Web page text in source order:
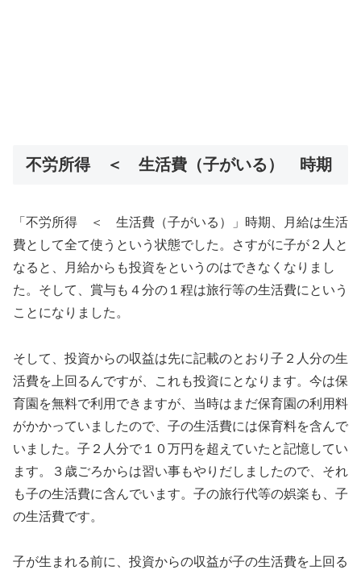
不労所得 ＜ 生活費（子がいる） 時期
「不労所得 ＜ 生活費（子がいる）」時期、月給は生活
費として全て使うという状態でした。さすがに子が２人と
なると、月給からも投資をというのはできなくなりまし
た。そして、賞与も４分の１程は旅行等の生活費にという
ことになりました。
そして、投資からの収益は先に記載のとおり子２人分の生
活費を上回るんですが、これも投資にとなります。今は保
育園を無料で利用できますが、当時はまだ保育園の利用料
がかかっていましたので、子の生活費には保育料を含んで
いました。子２人分で１０万円を超えていたと記憶してい
ます。３歳ごろからは習い事もやりだしましたので、それ
も子の生活費に含んでいます。子の旅行代等の娯楽も、子
の生活費です。
子が生まれる前に、投資からの収益が子の生活費を上回る